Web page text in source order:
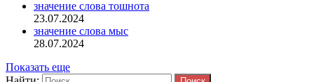
значение слова тошнота
23.07.2024
значение слова мыс
28.07.2024
Показать еще